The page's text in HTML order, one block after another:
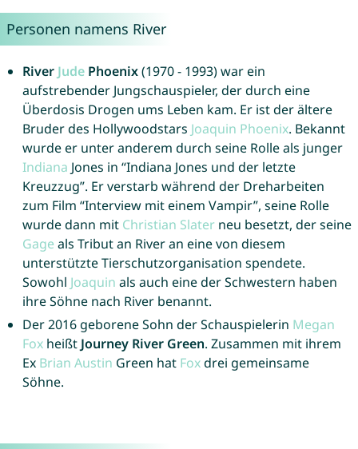
Personen namens River
River JudePhoenix(1970 - 1993) war ein
aufstrebender Jungschauspieler, der durch eine
Überdosis Drogen ums Leben kam. Er ist der ältere
Bruder des Hollywoodstars Joaquin Phoenix. Bekannt
wurde er unter anderem durch seine Rolle als junger
Indiana Jones in “Indiana Jones und der letzte
Kreuzzug”. Er verstarb während der Dreharbeiten
zum Film “Interview mit einem Vampir”, seine Rolle
wurde dann mit Christian Slaterneu besetzt, der seine
Gage als Tribut an River an eine von diesem
unterstützte Tierschutzorganisation spendete.
Sowohl Joaquin als auch eine der Schwestern haben
ihre Söhne nach River benannt.
Der 2016 geborene Sohn der Schauspielerin Megan
Foxheißt Journey River Green. Zusammen mit ihrem
Ex Brian Austin Green hat Foxdrei gemeinsame
Söhne.